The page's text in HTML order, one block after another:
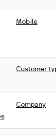
Mobile
Customer
Company